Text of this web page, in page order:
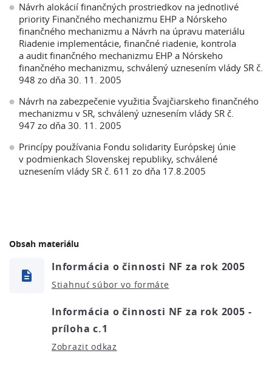
Návrh alokácií finančných prostriedkov na jednotlivé
priority Finančného mechanizmu EHP a Nórskeho
finančného mechanizmu a Návrh na úpravu materiálu
Riadenie implementácie, finančné riadenie, kontrola
a audit finančného mechanizmu EHP a Nórskeho
finančného mechanizmu, schválený uznesením vlády SR č.
948 zo dňa 30. 11. 2005
Návrh na zabezpečenie využitia Švajčiarskeho finančného
mechanizmu v SR, schválený uznesením vlády SR č.
947 zo dňa 30. 11. 2005
Princípy používania Fondu solidarity Európskej únie
v podmienkach Slovenskej republiky, schválené
uznesením vlády SR č. 611 zo dňa 17.8.2005
Obsah materiálu
Informácia o činnosti NF za rok 2005
Stiahnuť súbor vo formáte
Informácia o činnosti NF za rok 2005 -
príloha c.1
Zobrazit odkaz